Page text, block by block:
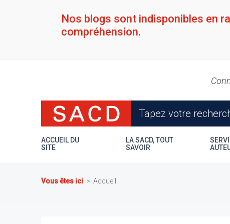
Nos blogs sont indisponibles en
compréhension.
ACCUEIL DU
SITE
LA SACD, TOUT
SAVOIR
Vous êtes ici Accueil